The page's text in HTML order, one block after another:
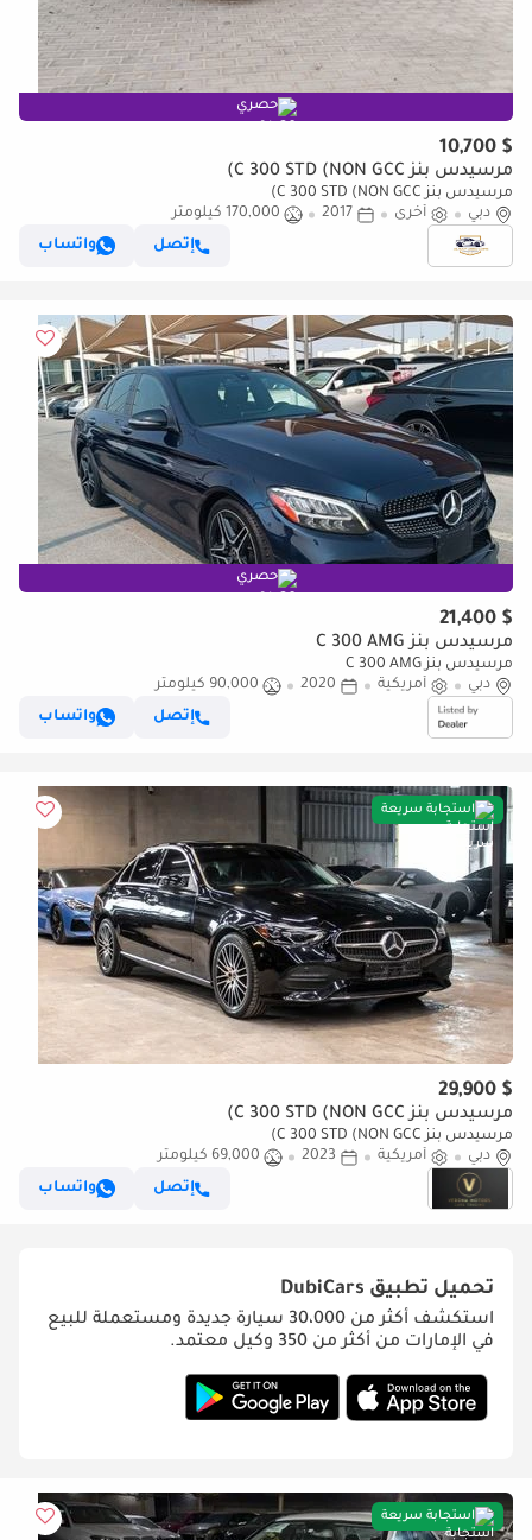
حصري
$ 10,700
مرسيدس بنز C 300 STD (NON GCC)
مرسيدس بنز C 300 STD (NON GCC)
دبي
أخرى 2017
170,000 كيلومتر
إتصل
واتساب
حصري
$ 21,400
مرسيدس بنز C 300 AMG
مرسيدس بنز C 300 AMG
دبي
أمريكية 2020
90,000 كيلومتر
إتصل
واتساب
استجابة سريعة
$ 29,900
مرسيدس بنز C 300 STD (NON GCC)
مرسيدس بنز C 300 STD (NON GCC)
دبي
أمريكية 2023
69,000 كيلومتر
إتصل
واتساب
تحميل تطبيق DubiCars
استكشف أكثر من 30،000 سيارة جديدة ومستعملة للبيع
في الإمارات من أكثر من 350 وكيل معتمد.
استجابة سريعة